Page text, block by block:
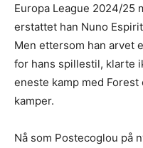
Europa League 2024/25
erstattet han Nuno
Men ettersom han arvet
for hans spillestil, klarte
eneste kamp med
kamper.
Nå som Postecoglou på